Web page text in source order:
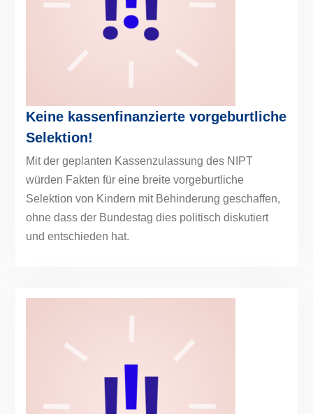
Keine kassenfinanzierte vorgeburtliche
Selektion!
Mit der geplanten Kassenzulassung des NIPT
würden Fakten für eine breite vorgeburtliche
Selektion von Kindern mit Behinderung geschaffen,
ohne dass der Bundestag dies politisch diskutiert
und entschieden hat.